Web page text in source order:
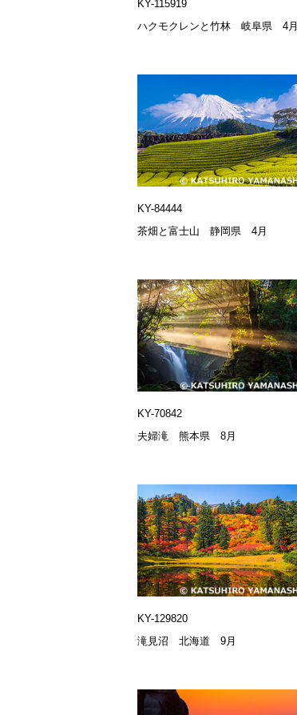
KY-115919
ハクモクレンと竹林 岐阜県 4月
KY-84444
茶畑と富士山 静岡県 4月
KY-70842
夫婦滝 熊本県 8月
KY-129820
滝見沼 北海道 9月